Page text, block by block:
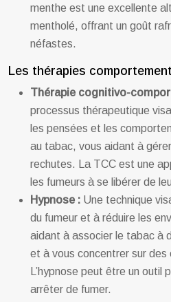
menthe est une excellente
mentholé, offrant un goût
néfastes.
Les thérapies
Thérapie cognitivo-
processus thérapeutique
les pensées et les
au tabac, vous aidant à
rechutes. La TCC est une
les fumeurs à se libérer de
Hypnose : Une technique
du fumeur et à réduire les
aidant à associer le tabac à
et à vous concentrer sur
L’hypnose peut être un outil
arrêter de fumer.